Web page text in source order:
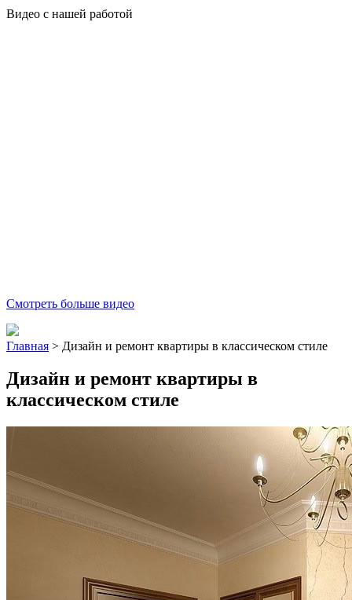
Видео с нашей работой
Смотреть больше видео
Главная > Дизайн и ремонт квартиры в классическом стиле
Дизайн и ремонт квартиры в
классическом стиле